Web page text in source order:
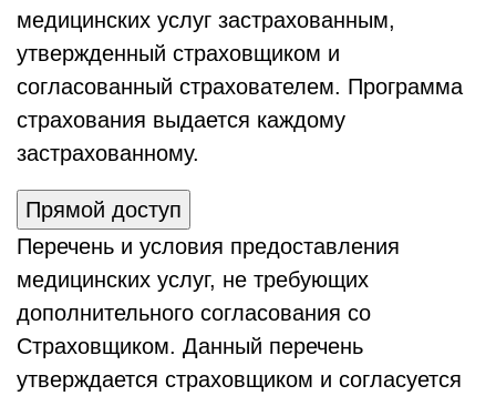
медицинских услуг застрахованным,
утвержденный страховщиком и
согласованный страхователем. Программа
страхования выдается каждому
застрахованному.
Прямой доступ
Перечень и условия предоставления
медицинских услуг, не требующих
дополнительного согласования со
Страховщиком. Данный перечень
утверждается страховщиком и согласуется